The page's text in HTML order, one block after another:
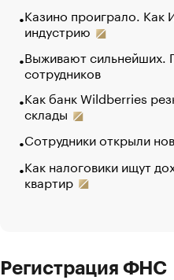
Казино проиграло.
индустрию
Выживают сильнейших.
сотрудников
Как банк Wildberries
склады
Сотрудники открыли
Как налоговики ищут
квартир
Регистрация ФНС